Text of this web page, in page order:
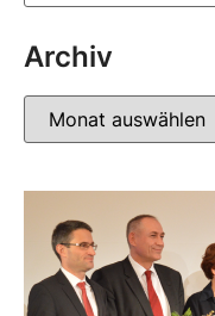
Archiv